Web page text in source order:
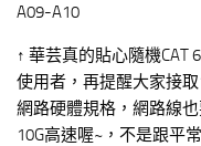
A09-A10
↑ 華芸真的貼心隨機CAT
使用者，再提醒大家接
網路硬體規格，網路線也
10G高速喔~，不是跟平